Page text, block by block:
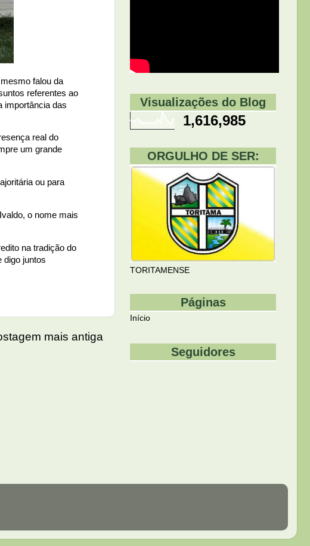
falou da
referentes ao
importância das
real do
um grande
ou para
o nome mais
na tradição do
digo juntos
mais antiga
Visualizações do Blog
1,616,985
ORGULHO DE SER:
TORITAMENSE
Páginas
Início
Seguidores